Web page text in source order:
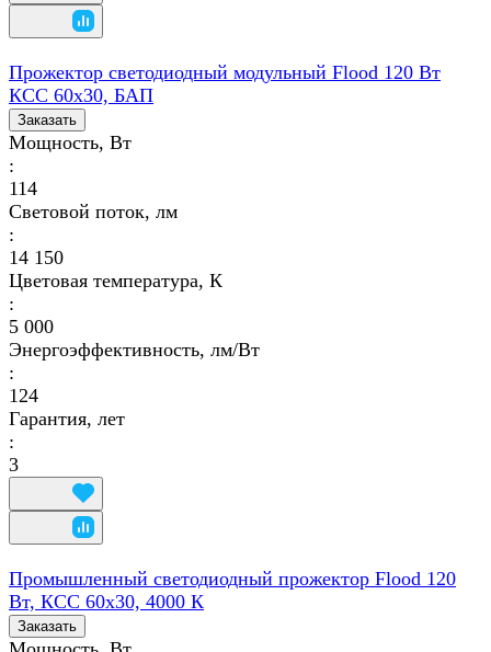
Прожектор светодиодный модульный Flood 120 Вт
КСС 60х30, БАП
Заказать
Мощность, Вт
:
114
Световой поток, лм
:
14 150
Цветовая температура, К
:
5 000
Энергоэффективность, лм/Вт
:
124
Гарантия, лет
:
3
Промышленный светодиодный прожектор Flood 120
Вт, КСС 60х30, 4000 К
Заказать